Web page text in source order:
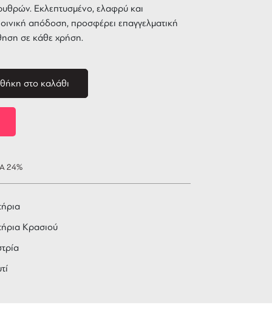
Εκλεπτυσμένο, ελαφρύ και
απόδοση, προσφέρει επαγγελματική
σε κάθε χρήση.
στο καλάθι
24%
Κρασιού